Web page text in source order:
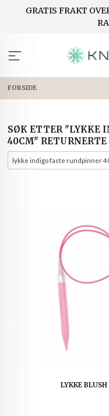
GRATIS FRAKT
FORSIDE
SØK ETTER "LYKKE
40CM" RETURNERTE
LYKKE